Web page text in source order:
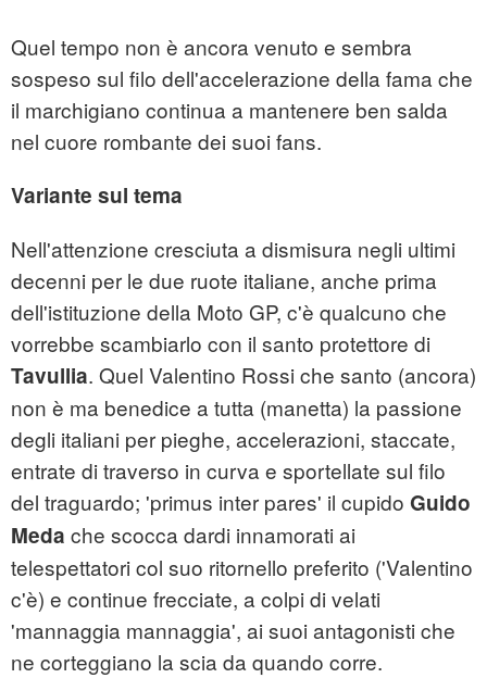
Quel tempo non è ancora venuto e sembra
sospeso sul filo dell'accelerazione della fama che
il marchigiano continua a mantenere ben salda
nel cuore rombante dei suoi fans.
Variante sul tema
Nell'attenzione cresciuta a dismisura negli ultimi
decenni per le due ruote italiane, anche prima
dell'istituzione della Moto GP, c'è qualcuno che
vorrebbe scambiarlo con il santo protettore di
Tavullia. Quel Valentino Rossi che santo (ancora)
non è ma benedice a tutta (manetta) la passione
degli italiani per pieghe, accelerazioni, staccate,
entrate di traverso in curva e sportellate sul filo
del traguardo; 'primus inter pares' il cupido Guido
Meda che scocca dardi innamorati ai
telespettatori col suo ritornello preferito ('Valentino
c'è) e continue frecciate, a colpi di velati
'mannaggia mannaggia', ai suoi antagonisti che
ne corteggiano la scia da quando corre.